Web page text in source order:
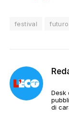
festival
Desk
di